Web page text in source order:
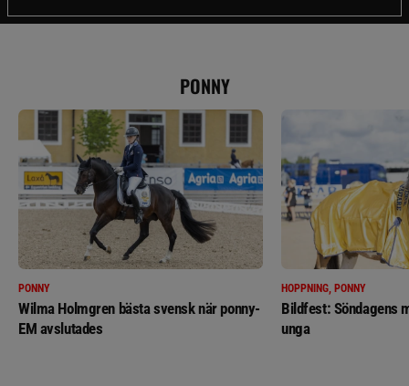
PONNY
PONNY
Wilma Holmgren bästa svensk när ponny-
EM avslutades
HOPPNING, PONNY
Bildfest: Söndagens
unga